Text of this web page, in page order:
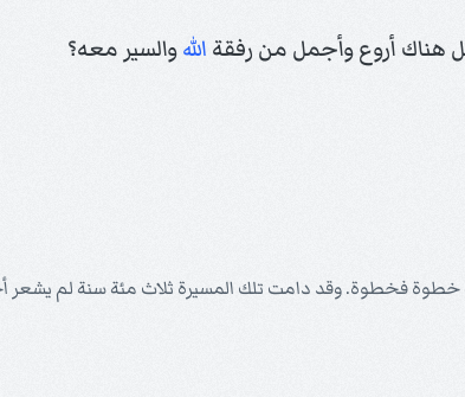
هناك أروع وأجمل من رفقة اللهوالسير معه؟
فخطوة. وقد دامت تلك المسيرة ثلاث مئة سنة لم يشعر